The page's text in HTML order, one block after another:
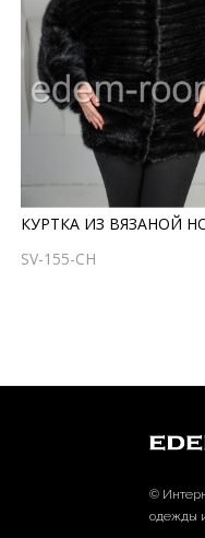
КУРТКА ИЗ ВЯЗАНОЙ
SV-155-CH
©
одежды